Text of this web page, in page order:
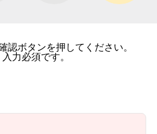
認ボタンを押してください。
入力必須です。